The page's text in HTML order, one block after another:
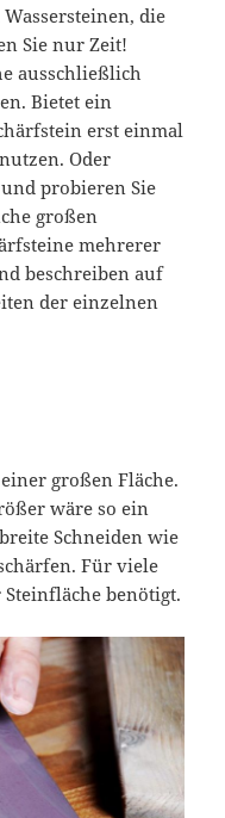
die
Sie nur Zeit!
ausschließlich
Bietet ein
erst einmal
Oder
probieren Sie
großen
mehrerer
beschreiben auf
der einzelnen
großen Fläche.
wäre so ein
Schneiden wie
Für viele
benötigt.